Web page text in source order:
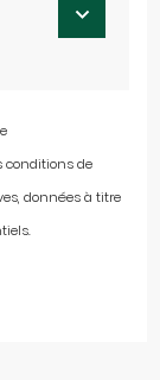
conditions de
données à titre